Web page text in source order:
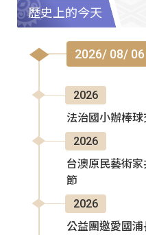
歷史上的今天
2026/ 08/ 06
2026
法治國小辦棒
2026
台澳原民藝術
節
2026
公益團邀愛國